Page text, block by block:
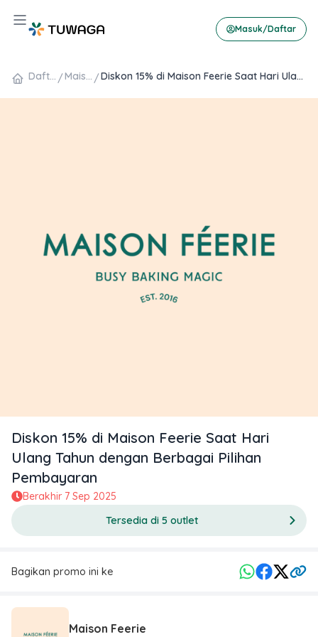
Hamburger Toggle Menu
Masuk/Daftar
Daftar Promo / Maison Feerie / Diskon 15% di Maison Feerie Saat Hari Ulang Tahun dengan Berbagai Pilihan Pembayaran
Diskon 15% di Maison Feerie Saat Hari
Ulang Tahun dengan Berbagai Pilihan
Pembayaran
Berakhir 7 Sep 2025
Tersedia di 5 outlet
Bagikan promo ini ke
Maison Feerie